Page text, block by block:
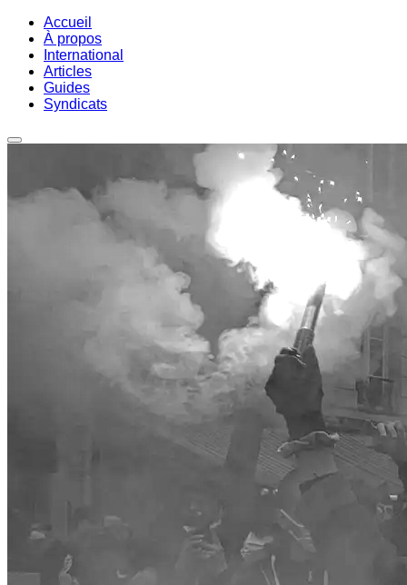
Accueil
À propos
International
Articles
Guides
Syndicats